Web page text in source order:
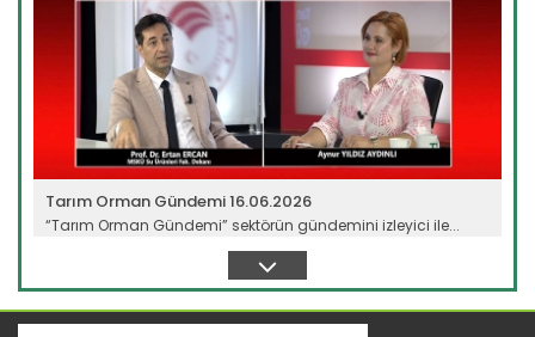
Tarım Orman Gündemi 16.06.2026
“Tarım Orman Gündemi” sektörün gündemini izleyici ile...